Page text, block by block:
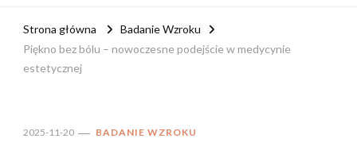
Strona główna
Badanie Wzroku
Piękno bez bólu – nowoczesne podejście w medycynie
estetycznej
2025-11-20 BADANIE WZROKU